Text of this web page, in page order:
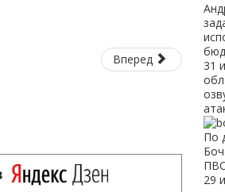
Вперед
31
По
29